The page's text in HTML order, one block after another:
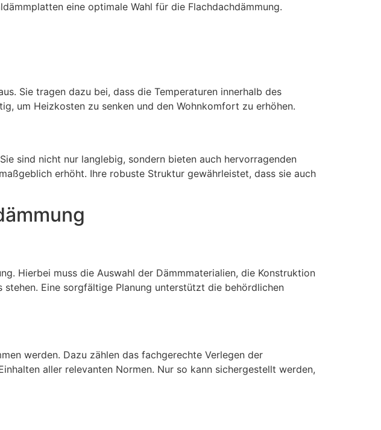
eine optimale Wahl für die Flachdachdämmung.
Sie tragen dazu bei, dass die Temperaturen innerhalb des
um Heizkosten zu senken und den Wohnkomfort zu erhöhen.
sind nicht nur langlebig, sondern bieten auch hervorragenden
erhöht. Ihre robuste Struktur gewährleistet, dass sie auch
Hierbei muss die Auswahl der Dämmmaterialien, die Konstruktion
Eine sorgfältige Planung unterstützt die behördlichen
werden. Dazu zählen das fachgerechte Verlegen der
aller relevanten Normen. Nur so kann sichergestellt werden,